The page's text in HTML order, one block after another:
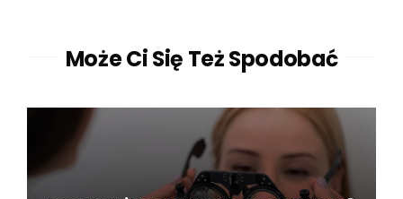
Może Ci Się Też Spodobać